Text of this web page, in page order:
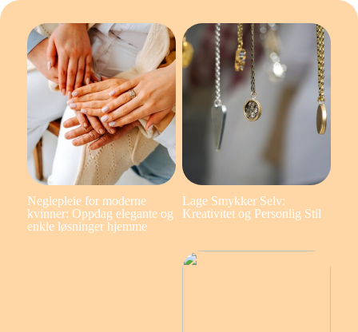
Neglepleie for moderne
kvinner: Oppdag elegante og
enkle løsninger hjemme
Lage Smykker Selv:
Kreativitet og Personlig Stil